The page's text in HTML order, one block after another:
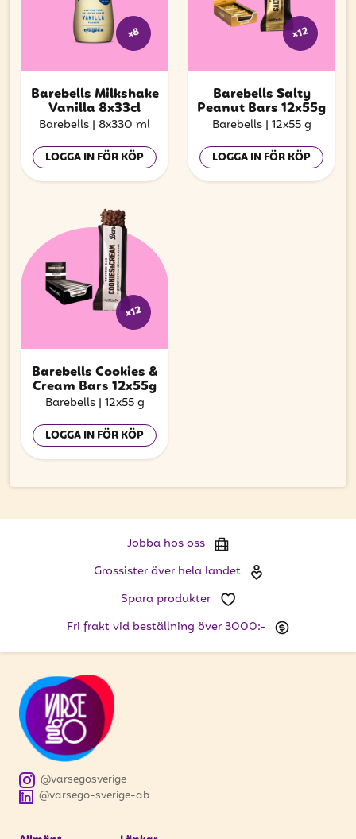
x8
Barebells Milkshake
Vanilla 8x33cl
Barebells | 8x330 ml
LOGGA IN FÖR KÖP
x12
Barebells Salty
Peanut Bars 12x55g
Barebells | 12x55 g
LOGGA IN FÖR KÖP
x12
Barebells Cookies &
Cream Bars 12x55g
Barebells | 12x55 g
LOGGA IN FÖR KÖP
Jobba hos oss
Grossister över hela landet
Spara produkter
Fri frakt vid beställning över 3000:-
@varsego-sverige-ab
@varsegosverige